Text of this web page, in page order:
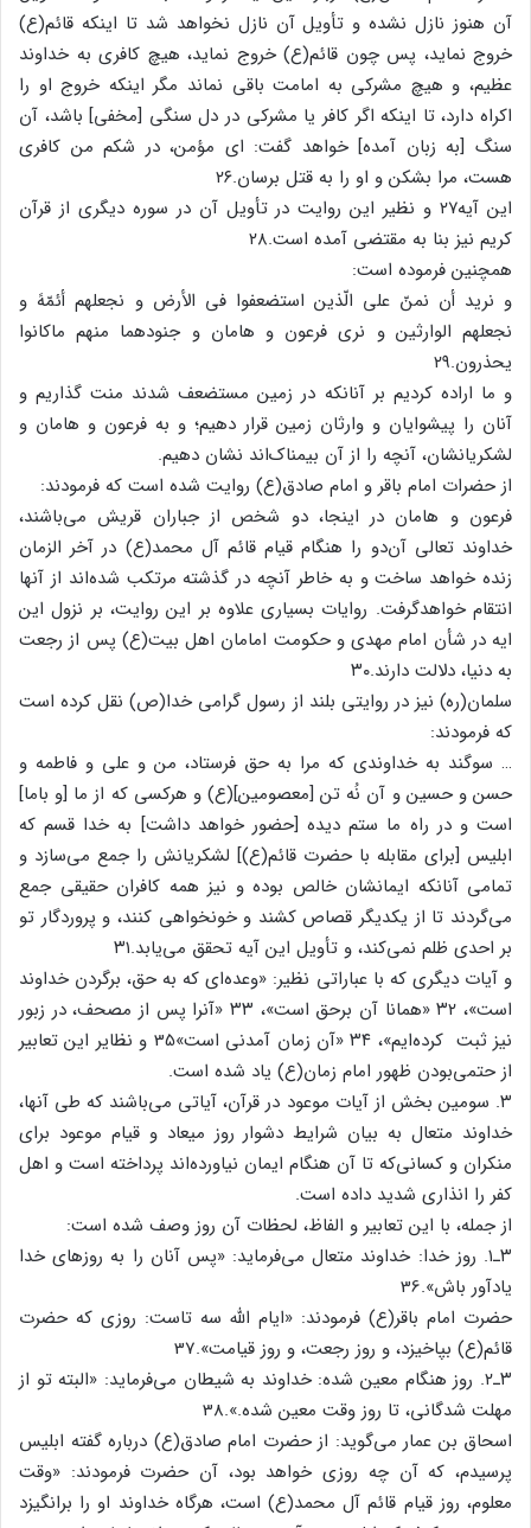
آن هنوز نازل نشده و تأویل آن نازل نخواهد شد تا اینکه قائم(ع)
خروج نماید، پس چون قائم(ع) خروج نماید، هیچ کافری به خداوند
عظیم، و هیچ مشرکی به امامت باقی نماند مگر اینکه خروج او را
اکراه دارد، تا اینکه اگر کافر یا مشرکی در دل سنگی [مخفی] باشد، آن
سنگ [به زبان آمده] خواهد گفت: ای مؤمن، در شکم من کافری
هست، مرا بشکن و او را به قتل برسان.۲۶
این آیه۲۷ و نظیر این روایت در تأویل آن در سوره دیگری از قرآن
کریم نیز بنا به مقتضی آمده است.۲۸
همچنین فرموده است:
و نرید أن نمنّ علی الّذین استضعفوا فی الأرض و نجعلهم أئمّهً و
نجعلهم الوارثین و نری فرعون و هامان و جنودهما منهم ماکانوا
یحذرون.۲۹
و ما اراده کردیم بر آنانکه در زمین مستضعف شدند منت گذاریم و
آنان را پیشوایان و وارثان زمین قرار دهیم؛ و به فرعون و هامان و
لشکریانشان، آنچه را از آن بیمناک‌اند نشان دهیم.
از حضرات امام باقر و امام صادق(ع) روایت شده است که فرمودند:
فرعون و هامان در اینجا، دو شخص از جباران قریش می‌باشند،
خداوند تعالی آن‌دو را هنگام قیام قائم آل محمد(ع) در آخر الزمان
زنده خواهد ساخت و به خاطر آنچه در گذشته مرتکب شده‌اند از آنها
انتقام خواهدگرفت. روایات بسیاری علاوه بر این روایت، بر نزول این
ایه در شأن امام مهدی و حکومت امامان اهل بیت(ع) پس از رجعت
به دنیا، دلالت دارند.۳۰
سلمان(ره) نیز در روایتی بلند از رسول گرامی خدا(ص) نقل کرده است
که فرمودند:
… سوگند به خداوندی که مرا به حق فرستاد، من و علی و فاطمه و
حسن و حسین و آن نُه تن [معصومین](ع) و هرکسی که از ما [و باما]
است و در راه ما ستم دیده [حضور خواهد داشت] به خدا قسم که
ابلیس [برای مقابله با حضرت قائم(ع)] لشکریانش را جمع می‌سازد و
تمامی آنانکه ایمانشان خالص بوده و نیز همه کافران حقیقی جمع
می‌گردند تا از یکدیگر قصاص کشند و خونخواهی کنند، و پروردگار تو
بر احدی ظلم نمی‌کند، و تأویل این آیه تحقق می‌یابد.۳۱
و آیات دیگری که با عباراتی نظیر: «وعده‌ای که به حق، برگردن خداوند
است»، ۳۲ «همانا آن برحق است»، ۳۳ «آنرا پس از مصحف، در زبور
نیز ثبت کرده‌ایم»، ۳۴ «آن زمان آمدنی است»35 و نظایر این تعابیر
از حتمی‌بودن ظهور امام زمان(ع) یاد شده است.
۳. سومین بخش از آیات موعود در قرآن، آیاتی می‌باشند که طی آنها،
خداوند متعال به بیان شرایط دشوار روز میعاد و قیام موعود برای
منکران و کسانی‌که تا آن هنگام ایمان نیاورده‌اند پرداخته است و اهل
کفر را انذاری شدید داده است.
از جمله، با این تعابیر و الفاظ، لحظات آن روز وصف شده است:
۳ـ۱. روز خدا: خداوند متعال می‌فرماید: «پس آنان را به روزهای خدا
یادآور باش».36
حضرت امام باقر(ع) فرمودند: «ایام الله سه تاست: روزی که حضرت
قائم(ع) بپاخیزد، و روز رجعت، و روز قیامت».37
۳ـ۲. روز هنگام معین شده: خداوند به شیطان می‌فرماید: «البته تو از
مهلت شدگانی، تا روز وقت معین شده.».38
اسحاق بن عمار می‌گوید: از حضرت امام صادق(ع) درباره گفته ابلیس
پرسیدم، که آن چه روزی خواهد بود، آن حضرت فرمودند: «وقت
معلوم، روز قیام قائم آل محمد(ع) است، هرگاه خداوند او را برانگیزد